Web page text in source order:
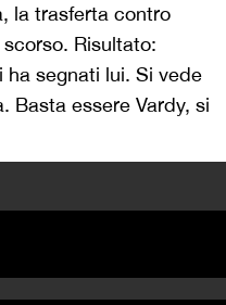
la trasferta contro
Risultato:
segnati lui. Si vede
Basta essere Vardy, si